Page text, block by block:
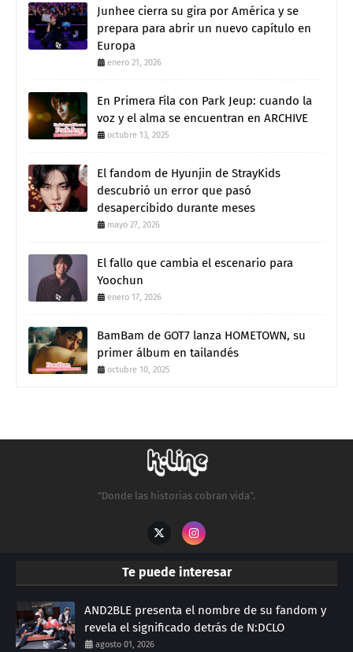
Junhee cierra su gira por América y se
prepara para abrir un nuevo capítulo en
Europa
enero 21, 2026
En Primera Fila con Park Jeup: cuando la
voz y el alma se encuentran en ARCHIVE
octubre 13, 2025
El fandom de Hyunjin de StrayKids
descubrió un error que pasó
desapercibido durante meses
mayo 27, 2026
El fallo que cambia el escenario para
Yoochun
enero 17, 2026
BamBam de GOT7 lanza HOMETOWN, su
primer álbum en tailandés
octubre 10, 2025
"Donde las historias cobran vida".
Te puede interesar
AND2BLE presenta el nombre de su fandom y
revela el significado detrás de N:DCLO
agosto 01, 2026